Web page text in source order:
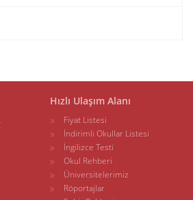
Hızlı Ulaşım Alanı
Fiyat Listesi
İndirimli Okullar Listesi
İngilizce Testi
Okul Rehberi
Üniversitelerimiz
Röportajlar